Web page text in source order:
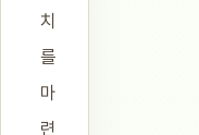
치
를
마
련